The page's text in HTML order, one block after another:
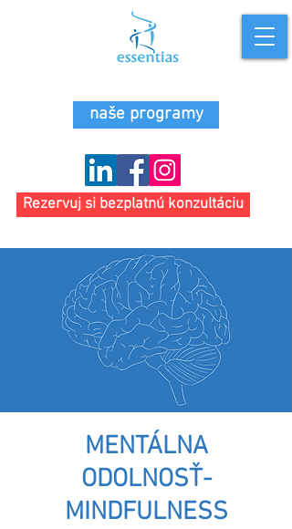
naše programy
Rezervuj si bezplatnú konzultáciu
MENTÁLNA
ODOLNOSŤ-
MINDFULNESS